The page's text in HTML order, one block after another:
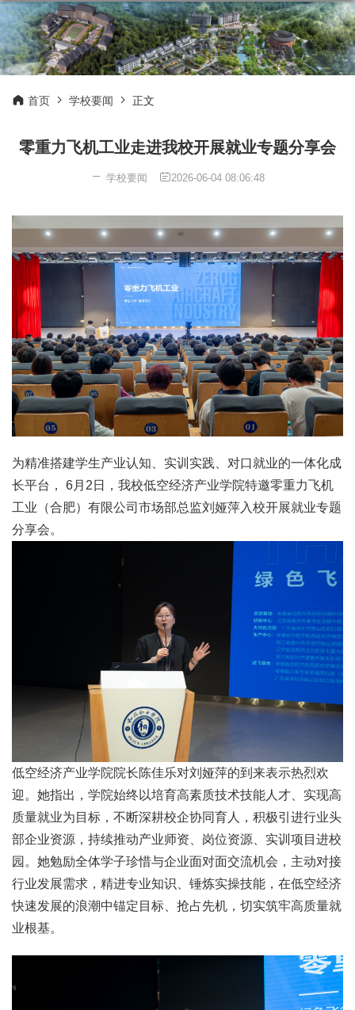
首页 学校要闻 正文
零重力飞机工业走进我校开展就业专题分享会
学校要闻 2026-06-04 08:06:48
为精准搭建学生产业认知、实训实践、对口就业的一体化成
长平台， 6月2日，我校低空经济产业学院特邀零重力飞机
工业 （合肥）有限公司市场部总监刘娅萍入校开展就业专题
分享会。
低空经济产业学院院长陈佳乐对刘娅萍的到来表示热烈欢
迎。她指出，学院始终以培育高素质技术技能人才、实现高
质量就业为目标，不断深耕校企协同育人，积极引进行业头
部企业资源，持续推动产业师资、岗位资源、实训项目进校
园。她勉励全体学子珍惜与企业面对面交流机会，主动对接
行业发展需求，精进专业知识、锤炼实操技能，在低空经济
快速发展的浪潮中锚定目标、抢占先机，切实筑牢高质量就
业根基。